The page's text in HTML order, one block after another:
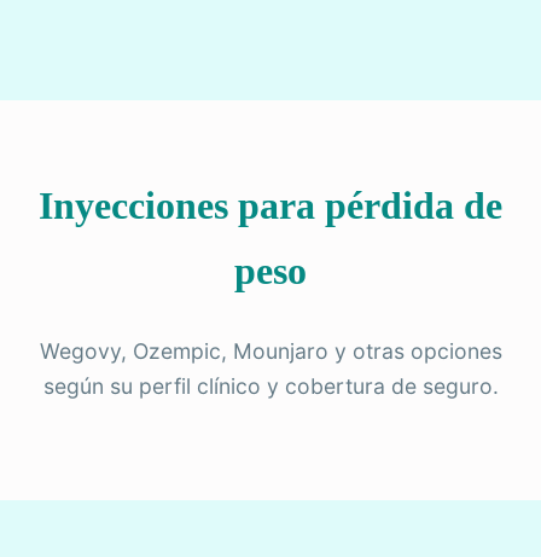
Inyecciones para pérdida de
peso
Wegovy, Ozempic, Mounjaro y otras opciones
según su perfil clínico y cobertura de seguro.